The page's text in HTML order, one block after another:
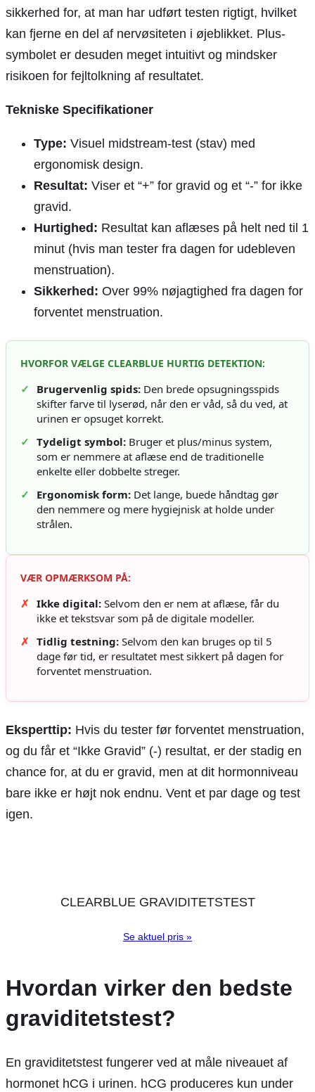
sikkerhed for, at man har udført testen rigtigt, hvilket
kan fjerne en del af nervøsiteten i øjeblikket. Plus-
symbolet er desuden meget intuitivt og mindsker
risikoen for fejltolkning af resultatet.
Tekniske Specifikationer
Type: Visuel midstream-test (stav) med
ergonomisk design.
Resultat: Viser et “+” for gravid og et “-” for ikke
gravid.
Hurtighed: Resultat kan aflæses på helt ned til 1
minut (hvis man tester fra dagen for udebleven
menstruation).
Sikkerhed: Over 99% nøjagtighed fra dagen for
forventet menstruation.
HVORFOR VÆLGE CLEARBLUE HURTIG DETEKTION:
✓ Brugervenlig spids: Den brede opsugningsspids
skifter farve til lyserød, når den er våd, så du ved, at
urinen er opsuget korrekt.
✓ Tydeligt symbol: Bruger et plus/minus system,
som er nemmere at aflæse end de traditionelle
enkelte eller dobbelte streger.
✓
Ergonomisk form: Det lange, buede håndtag gør
den nemmere og mere hygiejnisk at holde under
strålen.
VÆR OPMÆRKSOM PÅ:
✗ Ikke digital: Selvom den er nem at aflæse, får du
ikke et tekstsvar som på de digitale modeller.
✗ Tidlig testning: Selvom den kan bruges op til 5
dage før tid, er resultatet mest sikkert på dagen for
forventet menstruation.
Eksperttip: Hvis du tester før forventet menstruation,
og du får et “Ikke Gravid” (-) resultat, er der stadig en
chance for, at du er gravid, men at dit hormonniveau
bare ikke er højt nok endnu. Vent et par dage og test
igen.
CLEARBLUE GRAVIDITETSTEST
Se aktuel pris »
Hvordan virker den bedste
graviditetstest?
En graviditetstest fungerer ved at måle niveauet af
hormonet hCG i urinen. hCG produceres kun under